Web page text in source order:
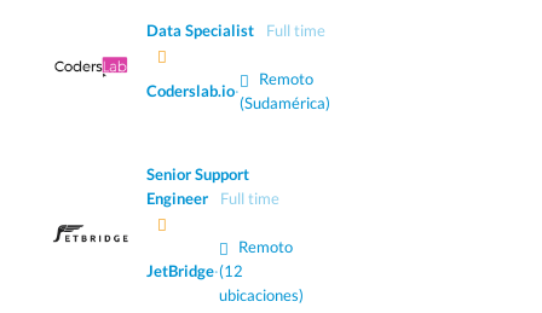
Data Specialist Full time
Coderslab.io·
Remoto
(Sudamérica)
Senior Support
Engineer
Full time
JetBridge·
Remoto
(12
ubicaciones)